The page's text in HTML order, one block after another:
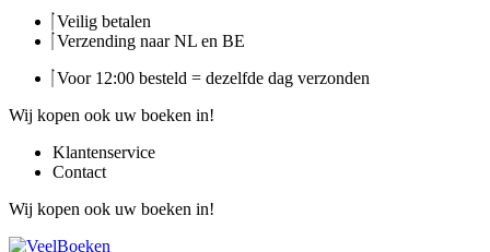
Veilig betalen
Verzending naar NL en BE
Voor 12:00 besteld = dezelfde dag verzonden
Wij kopen ook uw boeken in!
Klantenservice
Contact
Wij kopen ook uw boeken in!